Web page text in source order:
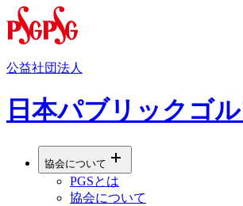
公益社団法人
日本パブリックゴ
協会について
PGSとは
協会について